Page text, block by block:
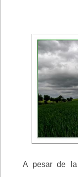
A pesar de la